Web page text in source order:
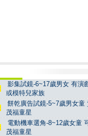
影集試鏡-6~17歲男女 有演
或模特兒家族
餅乾廣告試鏡-5~7歲男女
茂福童星
電動機車選角-8~12歲女童
茂福童星